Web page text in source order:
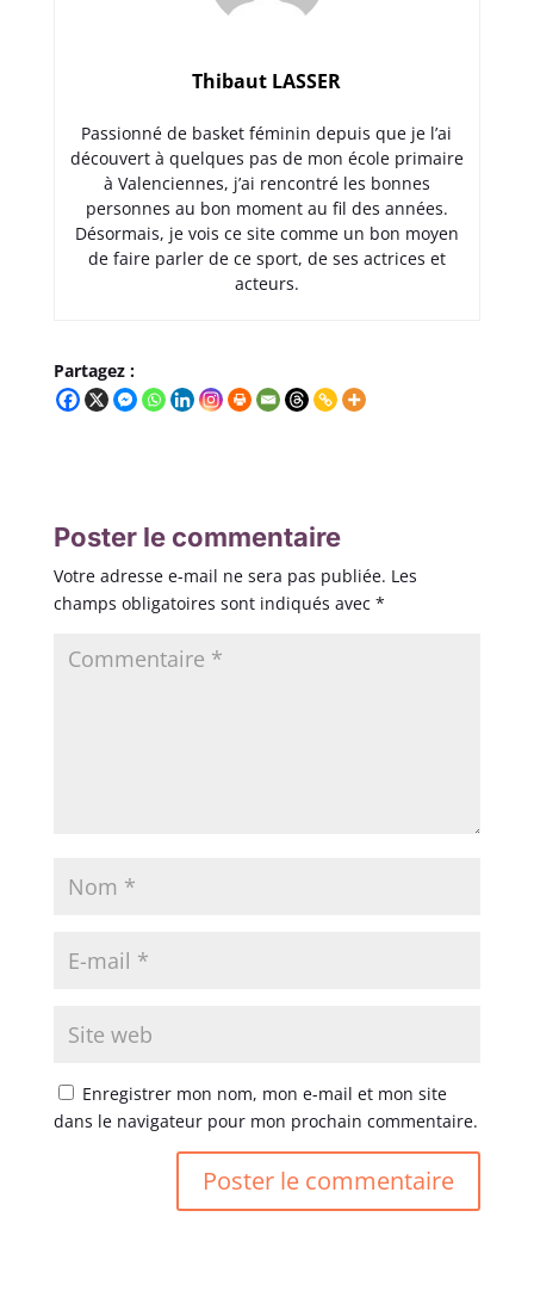
Thibaut LASSER
Passionné de basket féminin depuis que je l’ai
découvert à quelques pas de mon école primaire
à Valenciennes, j’ai rencontré les bonnes
personnes au bon moment au fil des années.
Désormais, je vois ce site comme un bon moyen
de faire parler de ce sport, de ses actrices et
acteurs.
Partagez :
Poster le commentaire
Votre adresse e-mail ne sera pas publiée. Les
champs obligatoires sont indiqués avec *
Enregistrer mon nom, mon e-mail et mon site
dans le navigateur pour mon prochain commentaire.